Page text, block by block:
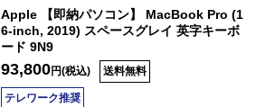
Apple 【即納パソコン】 MacBook Pro (1
6-inch, 2019) スペースグレイ 英字キーボ
ード 9N9
93,800円(税込) 送料無料
テレワーク推奨